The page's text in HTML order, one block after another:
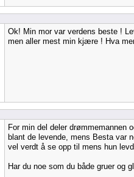
Ok! Min mor var verdens beste !
men aller mest min kjære ! Hva
For min del deler drømmemannen
blant de levende, mens Besta var
vel verdt å se opp til mens hun
Har du noe som du både gruer og